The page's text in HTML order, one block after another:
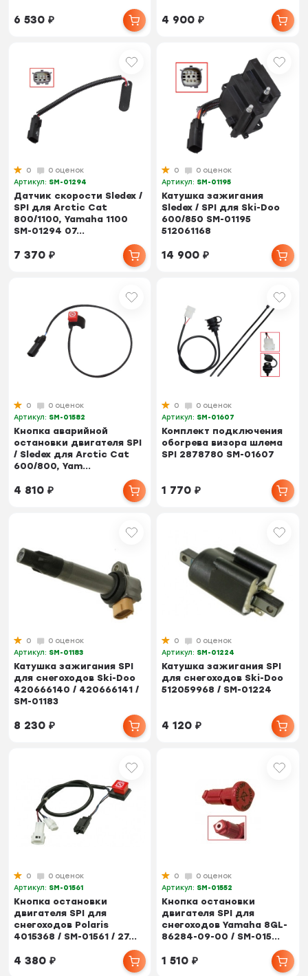
6 530₽ 4 900₽
0
0 оценок
Артикул: SM-01294
Датчик скорости Sledex /
SPI для Arctic Cat
800/1100, Yamaha 1100
SM-01294 07...
7 370₽
0
0 оценок
Артикул: SM-01195
Катушка зажигания
Sledex / SPI для Ski-Doo
600/850 SM-01195
512061168
14 900₽
0
0 оценок
Артикул: SM-01582
Кнопка аварийной
остановки двигателя SPI
/ Sledex для Arctic Cat
600/800, Yam...
4 810₽
0
0 оценок
Артикул: SM-01607
Комплект подключения
обогрева визора шлема
SPI 2878780 SM-01607
1 770₽
0
0 оценок
Артикул: SM-01183
Катушка зажигания SPI
для снегоходов Ski-Doo
420666140 / 420666141 /
SM-01183
8 230₽
0
0 оценок
Артикул: SM-01224
Катушка зажигания SPI
для снегоходов Ski-Doo
512059968 / SM-01224
4 120₽
0
0 оценок
Артикул: SM-01561
Кнопка остановки
двигателя SPI для
снегоходов Polaris
4015368 / SM-01561 / 27...
4 380₽
0
0 оценок
Артикул: SM-01552
Кнопка остановки
двигателя SPI для
снегоходов Yamaha 8GL-
86284-09-00 / SM-015...
1 510₽